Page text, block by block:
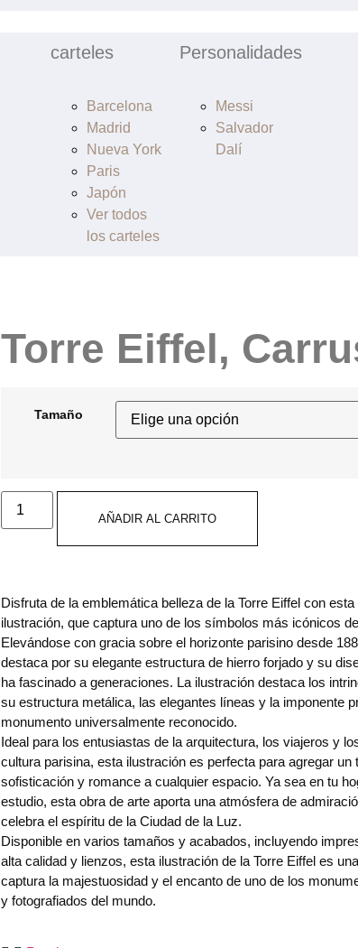
carteles
Barcelona
Madrid
Nueva York
Paris
Japón
Ver todos
los carteles
Personalidades
Messi
Salvador
Dalí
Torre Eiffel,
Tamaño
AÑADIR AL CARRITO
Disfruta de la emblemática belleza de la Torre Eiffel con
ilustración, que captura uno de los símbolos más icónicos
Elevándose con gracia sobre el horizonte parisino desde
destaca por su elegante estructura de hierro forjado y su
ha fascinado a generaciones. La ilustración destaca los
su estructura metálica, las elegantes líneas y la imponente
monumento universalmente reconocido.
Ideal para los entusiastas de la arquitectura, los viajeros y
cultura parisina, esta ilustración es perfecta para agregar un
sofisticación y romance a cualquier espacio. Ya sea en tu
estudio, esta obra de arte aporta una atmósfera de
celebra el espíritu de la Ciudad de la Luz.
Disponible en varios tamaños y acabados, incluyendo
alta calidad y lienzos, esta ilustración de la Torre Eiffel es
captura la majestuosidad y el encanto de uno de los
y fotografiados del mundo.